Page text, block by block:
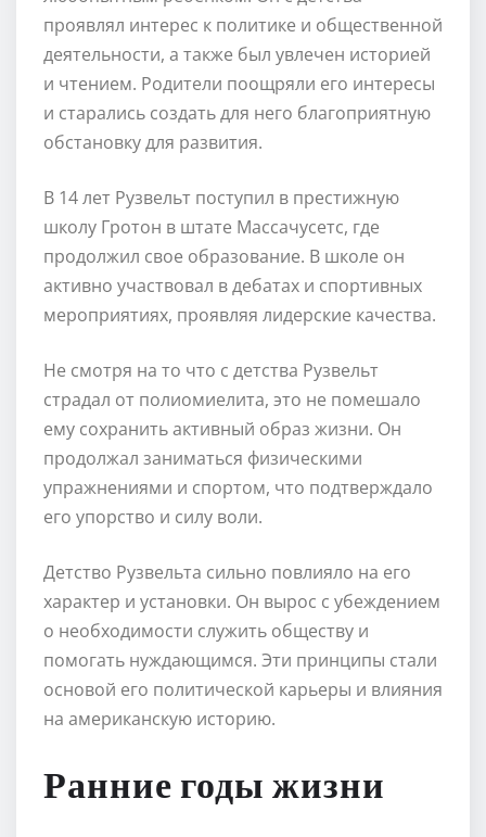
проявлял интерес к политике и общественной
деятельности, а также был увлечен историей
и чтением. Родители поощряли его интересы
и старались создать для него благоприятную
обстановку для развития.
В 14 лет Рузвельт поступил в престижную
школу Гротон в штате Массачусетс, где
продолжил свое образование. В школе он
активно участвовал в дебатах и спортивных
мероприятиях, проявляя лидерские качества.
Не смотря на то что с детства Рузвельт
страдал от полиомиелита, это не помешало
ему сохранить активный образ жизни. Он
продолжал заниматься физическими
упражнениями и спортом, что подтверждало
его упорство и силу воли.
Детство Рузвельта сильно повлияло на его
характер и установки. Он вырос с убеждением
о необходимости служить обществу и
помогать нуждающимся. Эти принципы стали
основой его политической карьеры и влияния
на американскую историю.
Ранние годы жизни